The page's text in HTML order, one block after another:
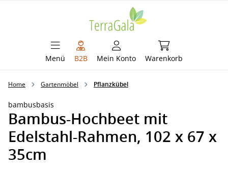
Menü B2B Mein Konto Warenkorb
Warenkorb
Home Gartenmöbel Pflanzkübel
bambusbasis
Bambus-Hochbeet mit
Edelstahl-Rahmen, 102 x 67 x
35cm